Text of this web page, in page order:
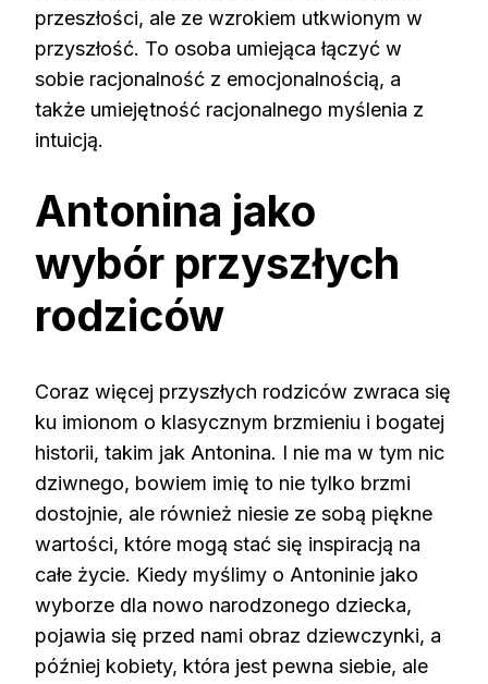
przeszłości, ale ze wzrokiem utkwionym w
przyszłość. To osoba umiejąca łączyć w
sobie racjonalność z emocjonalnością, a
także umiejętność racjonalnego myślenia z
intuicją.
Antonina jako
wybór przyszłych
rodziców
Coraz więcej przyszłych rodziców zwraca się
ku imionom o klasycznym brzmieniu i bogatej
historii, takim jak Antonina. I nie ma w tym nic
dziwnego, bowiem imię to nie tylko brzmi
dostojnie, ale również niesie ze sobą piękne
wartości, które mogą stać się inspiracją na
całe życie. Kiedy myślimy o Antoninie jako
wyborze dla nowo narodzonego dziecka,
pojawia się przed nami obraz dziewczynki, a
później kobiety, która jest pewna siebie, ale